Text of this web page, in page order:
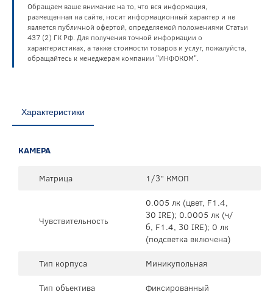
Обращаем ваше внимание на то, что вся информация,
размещенная на сайте, носит информационный характер и не
является публичной офертой, определяемой положениями Статьи
437 (2) ГК РФ. Для получения точной информации о
характеристиках, а также стоимости товаров и услуг, пожалуйста,
обращайтесь к менеджерам компании "ИНФОКОМ".
Характеристики
КАМЕРА
Матрица 1/3” КМОП
Чувствительность
0.005 лк (цвет, F1.4,
30 IRE); 0.0005 лк (ч/
б, F1.4, 30 IRE); 0 лк
(подсветка включена)
Тип корпуса
Миникупольная
Тип объектива
Фиксированный